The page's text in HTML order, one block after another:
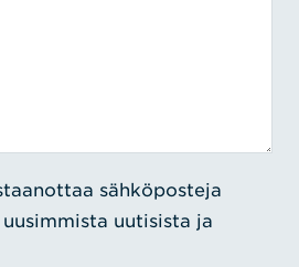
sähköposteja
uutisista ja